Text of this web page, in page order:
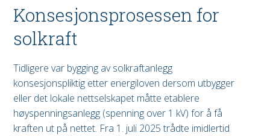
Konsesjonsprosessen for
solkraft
Tidligere var bygging av solkraftanlegg
konsesjonspliktig etter energiloven dersom utbygger
eller det lokale nettselskapet måtte etablere
høyspenningsanlegg (spenning over 1 kV) for å få
kraften ut på nettet. Fra 1. juli 2025 trådte imidlertid